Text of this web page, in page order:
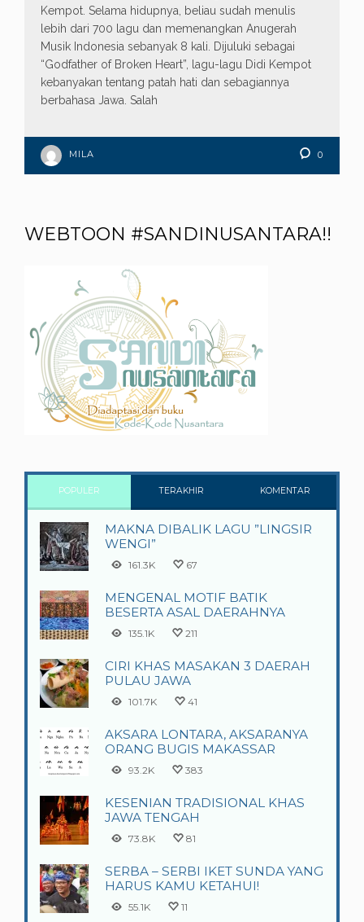
Kempot. Selama hidupnya, beliau sudah menulis
lebih dari 700 lagu dan memenangkan Anugerah
Musik Indonesia sebanyak 8 kali. Dijuluki sebagai
“Godfather of Broken Heart”, lagu-lagu Didi Kempot
kebanyakan tentang patah hati dan sebagiannya
berbahasa Jawa. Salah
MILA 0
WEBTOON #SANDINUSANTARA!!
POPULER TERAKHIR KOMENTAR
MAKNA DIBALIK LAGU ”LINGSIR
WENGI”
161.3K 67
MENGENAL MOTIF BATIK
BESERTA ASAL DAERAHNYA
135.1K 211
CIRI KHAS MASAKAN 3 DAERAH
PULAU JAWA
101.7K 41
AKSARA LONTARA, AKSARANYA
ORANG BUGIS MAKASSAR
93.2K 383
KESENIAN TRADISIONAL KHAS
JAWA TENGAH
73.8K 81
SERBA – SERBI IKET SUNDA YANG
HARUS KAMU KETAHUI!
55.1K 11